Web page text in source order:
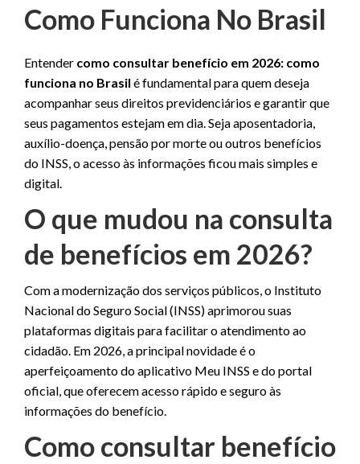
Como Funciona No Brasil
Entender como consultar benefício em 2026: como
funciona no Brasil é fundamental para quem deseja
acompanhar seus direitos previdenciários e garantir que
seus pagamentos estejam em dia. Seja aposentadoria,
auxílio-doença, pensão por morte ou outros benefícios
do INSS, o acesso às informações ficou mais simples e
digital.
O que mudou na consulta
de benefícios em 2026?
Com a modernização dos serviços públicos, o Instituto
Nacional do Seguro Social (INSS) aprimorou suas
plataformas digitais para facilitar o atendimento ao
cidadão. Em 2026, a principal novidade é o
aperfeiçoamento do aplicativo Meu INSS e do portal
oficial, que oferecem acesso rápido e seguro às
informações do benefício.
Como consultar benefício